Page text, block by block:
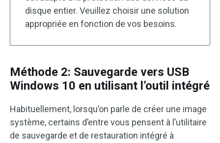
disque entier. Veuillez choisir une solution
appropriée en fonction de vos besoins.
Méthode 2: Sauvegarde vers USB
Windows 10 en utilisant l’outil intégré
Habituellement, lorsqu’on parle de créer une image
système, certains d’entre vous pensent à l’utilitaire
de sauvegarde et de restauration intégré à